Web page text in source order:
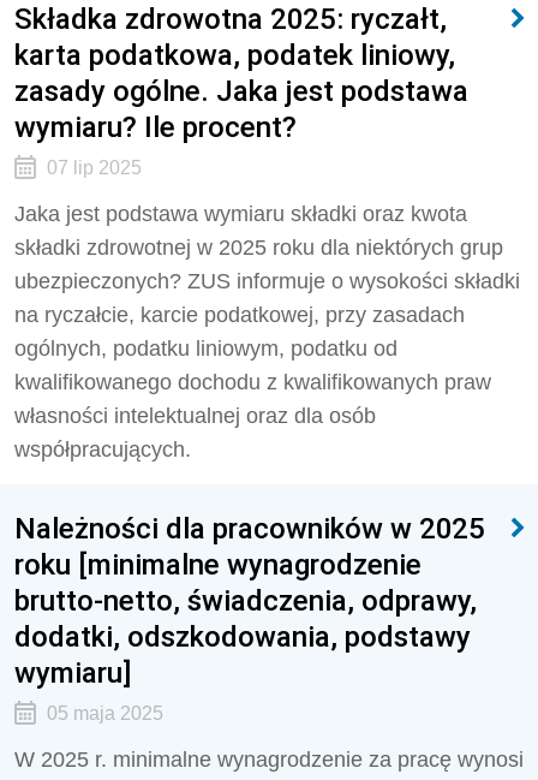
Składka zdrowotna 2025: ryczałt,
karta podatkowa, podatek liniowy,
zasady ogólne. Jaka jest podstawa
wymiaru? Ile procent?
07 lip 2025
Jaka jest podstawa wymiaru składki oraz kwota
składki zdrowotnej w 2025 roku dla niektórych grup
ubezpieczonych? ZUS informuje o wysokości składki
na ryczałcie, karcie podatkowej, przy zasadach
ogólnych, podatku liniowym, podatku od
kwalifikowanego dochodu z kwalifikowanych praw
własności intelektualnej oraz dla osób
współpracujących.
Należności dla pracowników w 2025
roku [minimalne wynagrodzenie
brutto-netto, świadczenia, odprawy,
dodatki, odszkodowania, podstawy
wymiaru]
05 maja 2025
W 2025 r. minimalne wynagrodzenie za pracę wynosi